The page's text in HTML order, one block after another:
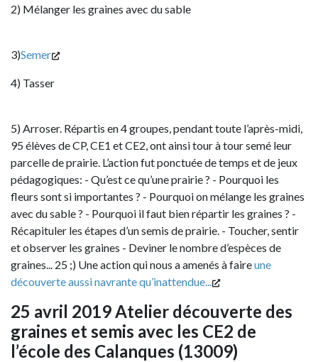
2) Mélanger les graines avec du sable
3)Semer
4) Tasser
5) Arroser. Répartis en 4 groupes, pendant toute l’après-midi,
95 élèves de CP, CE1 et CE2, ont ainsi tour à tour semé leur
parcelle de prairie. L’action fut ponctuée de temps et de jeux
pédagogiques: - Qu’est ce qu’une prairie ? - Pourquoi les
fleurs sont si importantes ? - Pourquoi on mélange les graines
avec du sable ? - Pourquoi il faut bien répartir les graines ? -
Récapituler les étapes d’un semis de prairie. - Toucher, sentir
et observer les graines - Deviner le nombre d’espèces de
graines... 25 ;) Une action qui nous a amenés à faireune
découverte aussi navrante qu’inattendue...
25 avril 2019 Atelier découverte des
graines et semis avec les CE2 de
l’école des Calanques (13009)